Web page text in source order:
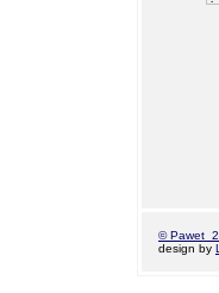
© Pawet
design by